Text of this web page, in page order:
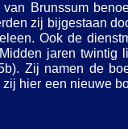
Brunssum
zij bijgestaan
Ook de
jaren twintig
Zij namen de
hier een nieuwe